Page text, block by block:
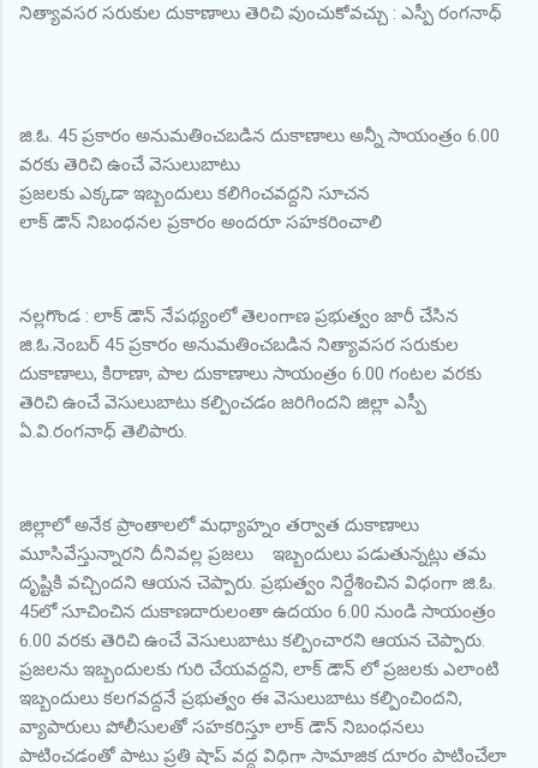
నిత్యావసర సరుకుల దుకాణాలు తెరిచి వుంచుకోవచ్చు : ఎస్పీ రంగనాధ్
జి.ఓ. 45 ప్రకారం అనుమతించబడిన దుకాణాలు అన్నీ సాయంత్రం 6.00
వరకు తెరిచి ఉంచే వెసులుబాటు
ప్రజలకు ఎక్కడా ఇబ్బందులు కలిగించవద్దని సూచన
లాక్ డౌన్ నిబంధనల ప్రకారం అందరూ సహకరించాలి
నల్లగొండ : లాక్ డౌన్ నేపథ్యంలో తెలంగాణ ప్రభుత్వం జారీ చేసిన
జి.ఓ.నెంబర్ 45 ప్రకారం అనుమతించబడిన నిత్యావసర సరుకుల
దుకాణాలు, కిరాణా, పాల దుకాణాలు సాయంత్రం 6.00 గంటల వరకు
తెరిచి ఉంచే వెసులుబాటు కల్పించడం జరిగిందని జిల్లా ఎస్పీ
ఏ.వి.రంగనాధ్ తెలిపారు.
జిల్లాలో అనేక ప్రాంతాలలో మధ్యాహ్నం తర్వాత దుకాణాలు
మూసివేస్తున్నారని దీనివల్ల ప్రజలు ఇబ్బందులు పడుతున్నట్లు తమ
దృష్టికి వచ్చిందని ఆయన చెప్పారు. ప్రభుత్వం నిర్దేశించిన విధంగా జి.ఓ.
45లో సూచించిన దుకాణదారులంతా ఉదయం 6.00 నుండి సాయంత్రం
6.00 వరకు తెరిచి ఉంచే వెసులుబాటు కల్పించారని ఆయన చెప్పారు.
ప్రజలను ఇబ్బందులకు గురి చేయవద్దని, లాక్ డౌన్ లో ప్రజలకు ఎలాంటి
ఇబ్బందులు కలగవద్దనే ప్రభుత్వం ఈ వెసులుబాటు కల్పించిందని,
వ్యాపారులు పోలీసులతో సహకరిస్తూ లాక్ డౌన్ నిబంధనలు
పాటించడంతో పాటు ప్రతి షాప్ వద్ద విధిగా సామాజిక దూరం పాటించేలా